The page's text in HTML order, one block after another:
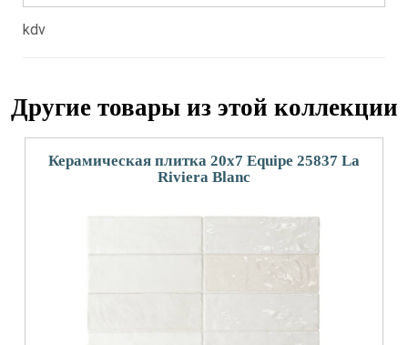
kdv
Другие товары из этой коллекции
Керамическая плитка 20x7 Equipe 25837 La
Riviera Blanc